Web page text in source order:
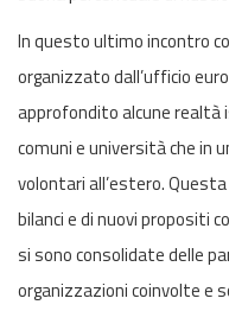
In questo ultimo incontro
organizzato dall’ufficio
approfondito alcune realtà
comuni e università che in
volontari all’estero.
bilanci e di nuovi propositi
si sono consolidate delle
organizzazioni coinvolte e